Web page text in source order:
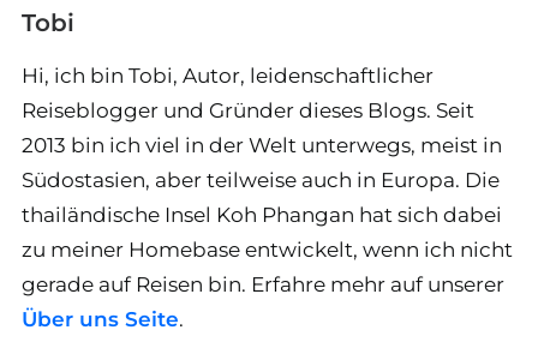
Tobi
Hi, ich bin Tobi, Autor, leidenschaftlicher
Reiseblogger und Gründer dieses Blogs. Seit
2013 bin ich viel in der Welt unterwegs, meist in
Südostasien, aber teilweise auch in Europa. Die
thailändische Insel Koh Phangan hat sich dabei
zu meiner Homebase entwickelt, wenn ich nicht
gerade auf Reisen bin. Erfahre mehr auf unserer
Über uns Seite.